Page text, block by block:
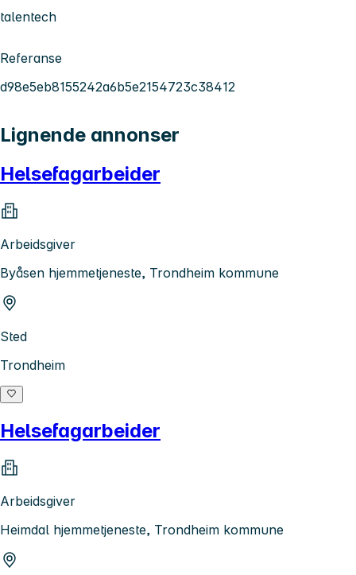
talentech
Referanse
d98e5eb8155242a6b5e2154723c38412
Lignende annonser
Helsefagarbeider
Arbeidsgiver
Byåsen hjemmetjeneste, Trondheim kommune
Sted
Trondheim
Helsefagarbeider
Arbeidsgiver
Heimdal hjemmetjeneste, Trondheim kommune